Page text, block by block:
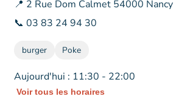
📍 2 Rue Dom Calmet 54000 Nancy
📞 03 83 24 94 30
burger Poke
Aujourd'hui : 11:30 - 22:00
Voir tous les horaires